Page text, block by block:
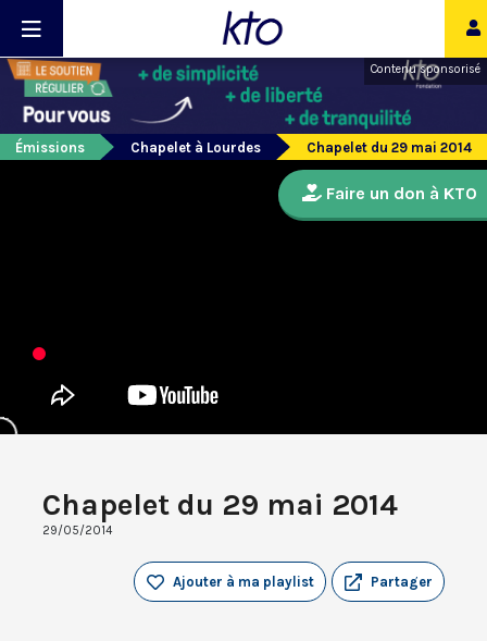
Contenu sponsorisé
Émissions Chapelet à Lourdes Chapelet du 29 mai 2014
Chapelet du 29 mai 2014
29/05/2014
Partager
Ajouter à ma playlist
Faire un don à KTO